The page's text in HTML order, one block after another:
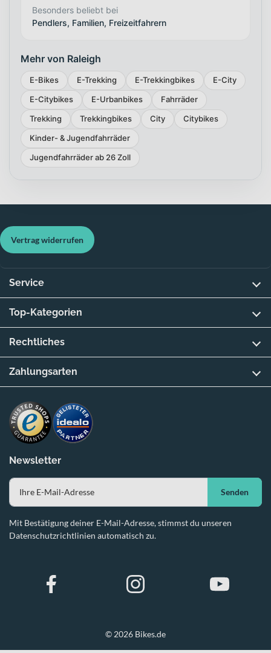
Besonders beliebt bei
Pendlers, Familien, Freizeitfahrern
Mehr von Raleigh
E-Bikes E-Trekking E-Trekkingbikes
E-City
E-Citybikes
E-Urbanbikes
Fahrräder
Trekking
Trekkingbikes City
Citybikes
Kinder- & Jugendfahrräder
Jugendfahrräder ab 26 Zoll
Newsletter
Senden
Mit Bestätigung deiner E-Mail-Adresse, stimmst du unseren
Datenschutzrichtlinien automatisch zu.
Vertrag widerrufen
Service
Top-Kategorien
Rechtliches
Zahlungsarten
© 2026 Bikes.de